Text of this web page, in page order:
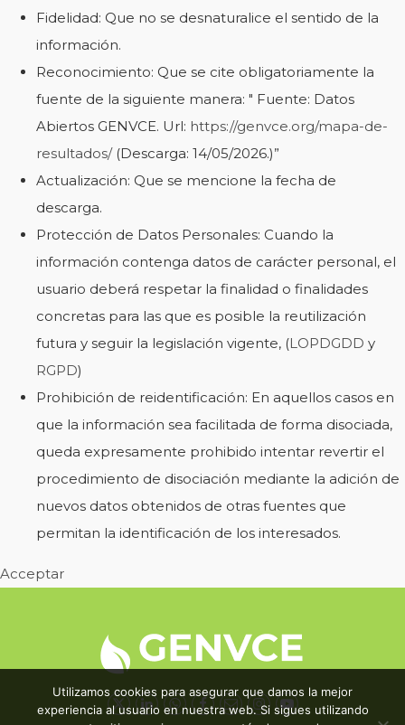
Fidelidad: Que no se desnaturalice el sentido de la
información.
Reconocimiento: Que se cite obligatoriamente la
fuente de la siguiente manera: " Fuente: Datos
Abiertos GENVCE. Url: https://genvce.org/mapa-de-
resultados/(Descarga: 14/05/2026.)”
Actualización: Que se mencione la fecha de
descarga.
Protección de Datos Personales: Cuando la
información contenga datos de carácter personal, el
usuario deberá respetar la finalidad o finalidades
concretas para las que es posible la reutilización
futura y seguir la legislación vigente, (LOPDGDD y
RGPD)
Prohibición de reidentificación: En aquellos casos en
que la información sea facilitada de forma disociada,
queda expresamente prohibido intentar revertir el
procedimiento de disociación mediante la adición de
nuevos datos obtenidos de otras fuentes que
permitan la identificación de los interesados.
Acceptar
Utilizamos cookies para asegurar que damos la mejor
experiencia al usuario en nuestra web. Si sigues utilizando